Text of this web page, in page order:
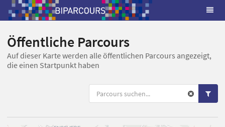
Öffentliche Parcours
Auf dieser Karte werden alle öffentlichen Parcours angezeigt,
die einen Startpunkt haben